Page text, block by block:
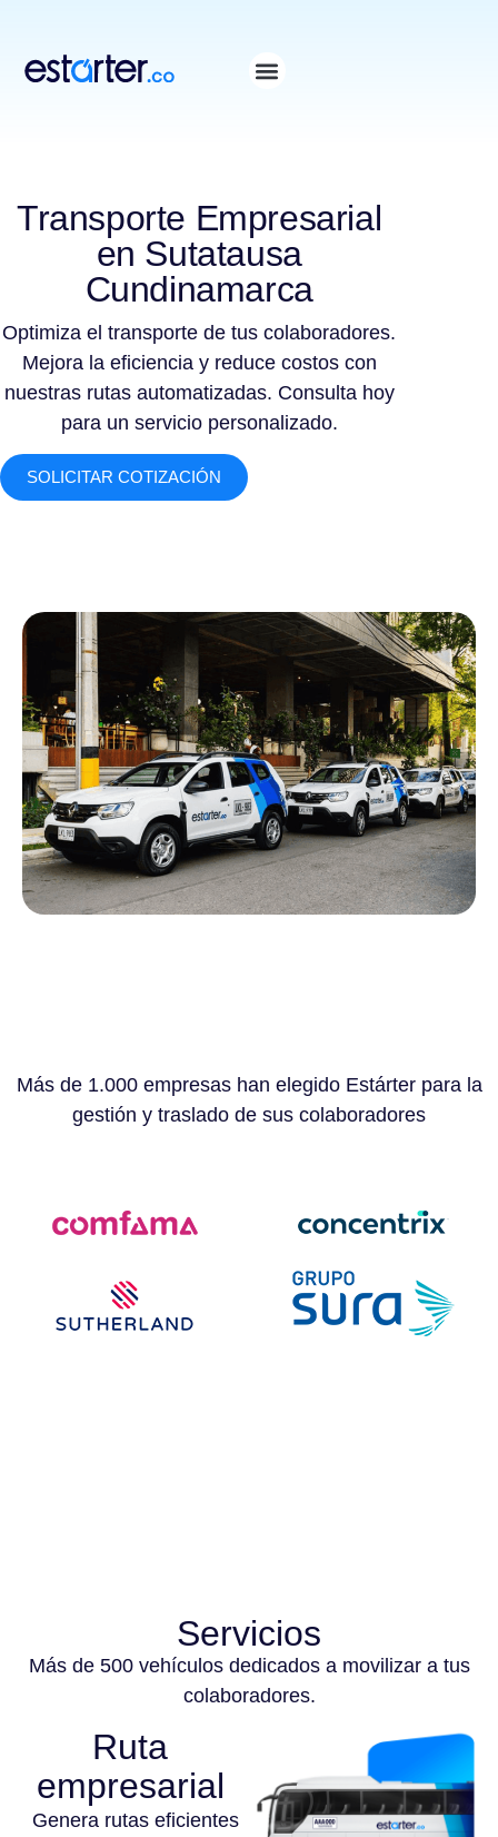
Transporte Empresarial
en Sutatausa
Cundinamarca
Optimiza el transporte de tus colaboradores.
Mejora la eficiencia y reduce costos con
nuestras rutas automatizadas. Consulta hoy
para un servicio personalizado.
SOLICITAR COTIZACIÓN
Más de 1.000 empresas han elegido Estárter para la
gestión y traslado de sus colaboradores
Servicios
Más de 500 vehículos dedicados a movilizar a tus
colaboradores.
Ruta
empresarial
Genera rutas eficientes